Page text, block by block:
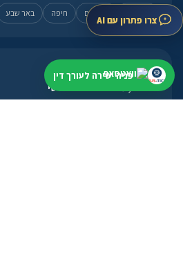
ירושלים חיפה באר שבע
לעורכי דין
פרופיל, מסלולים ואזור אישי
צרו פתרון עם AI
פניה ישירה לעורך דין